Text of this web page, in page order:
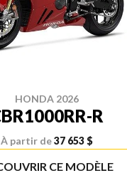
HONDA 2026
R
À partir de37 653 $
CE MODÈLE